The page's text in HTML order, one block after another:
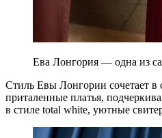
Ева Лонгория — одна из
Стиль Евы Лонгории сочетает в
приталенные платья,
в стиле total white, уютные